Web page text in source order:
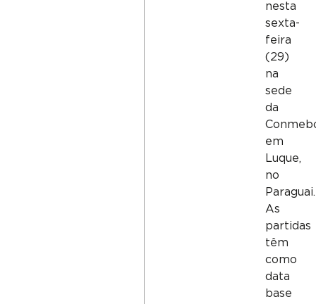
nesta
sexta-
feira
(29)
na
sede
da
em
Luque,
no
Paraguai.
As
partidas
têm
como
data
base